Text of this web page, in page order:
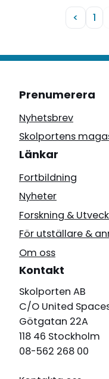
< 1
Prenumerera
Nyhetsbrev
Skolportens
Länkar
Fortbildning
Nyheter
Forskning &
För utställare &
Om oss
Kontakt
Skolporten AB
C/O United
Götgatan 22A
118 46 Stockholm
08-562 268 00